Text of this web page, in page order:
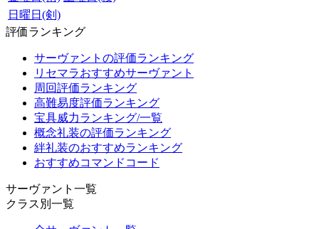
日曜日(剣)
評価ランキング
サーヴァントの評価ランキング
リセマラおすすめサーヴァント
周回評価ランキング
高難易度評価ランキング
宝具威力ランキング/一覧
概念礼装の評価ランキング
絆礼装のおすすめランキング
おすすめコマンドコード
サーヴァント一覧
クラス別一覧